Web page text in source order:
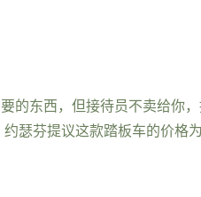
东西，但接待员不卖给你
瑟芬提议这款踏板车的价格